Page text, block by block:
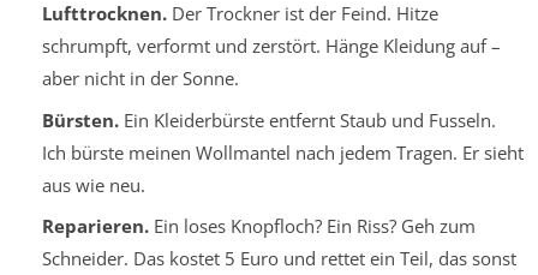
Lufttrocknen.Der Trockner ist der Feind. Hitze
schrumpft, verformt und zerstört. Hänge Kleidung auf –
aber nicht in der Sonne.
Bürsten.Ein Kleiderbürste entfernt Staub und Fusseln.
Ich bürste meinen Wollmantel nach jedem Tragen. Er sieht
aus wie neu.
Reparieren.Ein loses Knopfloch? Ein Riss? Geh zum
Schneider. Das kostet 5 Euro und rettet ein Teil, das sonst